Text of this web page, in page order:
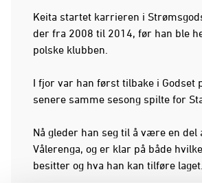
Keita startet karrieren i
der fra 2008 til 2014, før han ble
polske klubben.
I fjor var han først tilbake i Godset
senere samme sesong spilte for
Nå gleder han seg til å være en del
Vålerenga, og er klar på både
besitter og hva han kan tilføre laget.